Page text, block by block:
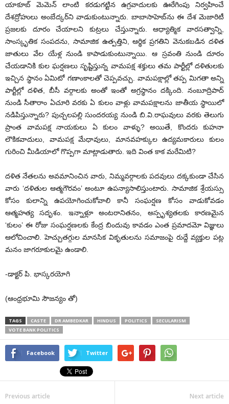
యాకూబ్ మెమెన్ లాంటి కరడుగట్టిన ఉగ్రవాదులకు ఊరేగింపు నిర్వహించే
దేశద్రోహులు అంబేద్కర్‌ని వాడుకుంటున్నారు. బాబాసాహెబ్‌ను ఈ దేశ మెజారిటీ
ప్రజలకు దూరం చేయాలని కుట్రలు చేస్తున్నారు. ఆధ్యాత్మిక వారసత్వాన్ని,
సాంస్కృతిక సంపదను, సామాజిక ఉత్పత్తిని, ఆర్థిక ప్రగతిని వెనుకబడిన దళిత
జాతులు వేల యేళ్ల నుండి కాపాడుకుంటున్నాయి. ఆ స్రవంతి నుండి దూరం
చేయడానికి కుల ఘర్షణలు సృష్టిస్తున్న వామపక్ష శక్తులు తమ పార్టీల్లో దళితులకు
ఇచ్చిన స్థానం ఏమిటో గణాంకాలతో చెప్పవచ్చు. వామపక్షాల్లో తప్ప మిగతా అన్ని
పార్టీల్లో దళిత, బీసీ వర్గాలకు అంతో ఇంతో అగ్రస్థానం దక్కింది. నంబూద్రిపాద్
నుండి సీతారాం ఏచూరి వరకు ఏ కులం వాళ్లు వామపక్షాలను జాతీయ స్థాయిలో
నడిపిస్తున్నారు? పుచ్చలపల్లి సుందరయ్య నుండి బి.వి.రాఘవులు వరకు తెలుగు
ప్రాంత వామపక్ష నాయకులు ఏ కులం వాళ్ళు? అయితే, కొందరు కుహనా
లౌకికవాదులు, వామపక్ష మేధావులు, మానవహక్కుల ఉద్యమకారులు కులం
గురించి మీడియాలో గొప్పగా మాట్లాడుతారు. ఇది వింత కాక మరేమిటి?
దళిత నేతలను అవమానించిన వారు, నిమ్మవర్గాలకు పదవులు దక్కకుండా చేసిన
వారు ‘దళితుల ఆత్మగౌరవం’ అంటూ ఉపన్యాసాలిస్తుంటారు. సామాజిక శ్రేయస్సు
కోసం కులాన్ని ఉపయోగించుకోవాలి కానీ సంఘర్షణ కోసం వాడుకోవడం
ఆత్మహత్య సదృశం. ఇన్నాళ్లూ అంటరానితనం, అస్పృశ్యతలకు కారణమైన
‘కులం’ ఈ రోజు సంఘర్షణలకు కేంద్ర బిందువు కావడం ఎంత ప్రమాదమో విజ్ఞులు
ఆలోచించాలి. హెచ్చుతగ్గుల మానసిక వికృతులను సమాజంపై రుద్దే వ్యక్తుల పట్ల
మనం జాగరూకులమై ఉండాలి.
-డాక్టర్ పి. భాస్కరయోగి
(ఆంధ్రభూమి సౌజన్యం తో)
TAGS CASTE DR AMBEDKAR HINDUS POLITICS
SECULARISM
VOTE BANK POLITICS
Facebook Twitter
Previous article Next article